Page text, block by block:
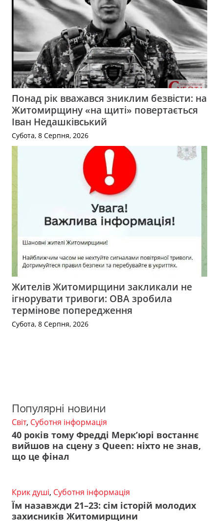
Понад рік вважався зниклим безвісти: на
Житомирщину «на щиті» повертається
Іван Недашківський
Субота, 8 Серпня, 2026
Жителів Житомирщини закликали не
ігнорувати тривоги: ОВА зробила
термінове попередження
Субота, 8 Серпня, 2026
Популярні новини
Світ, Суботня інформація
40 років тому Фредді Мерк’юрі востаннє
вийшов на сцену з Queen: ніхто не знав,
що це фінал
Крик душі, Суботня інформація
Їм назавжди 21–23: сім історій молодих
захисників Житомирщини